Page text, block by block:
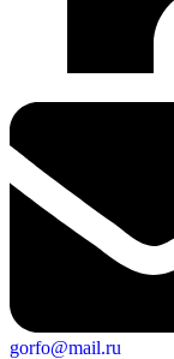
gorfo@mail.ru